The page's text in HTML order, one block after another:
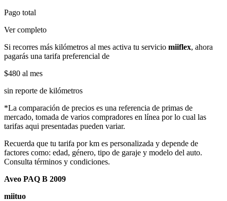
Pago total
Ver completo
Si recorres más kilómetros al mes activa tu servicio miiflex, ahora
pagarás una tarifa preferencial de
$480 al mes
sin reporte de kilómetros
*La comparación de precios es una referencia de primas de
mercado, tomada de varios compradores en línea por lo cual las
tarifas aqui presentadas pueden variar.
Recuerda que tu tarifa por km es personalizada y depende de
factores como: edad, género, tipo de garaje y modelo del auto.
Consulta términos y condiciones.
Aveo PAQ B 2009
miituo